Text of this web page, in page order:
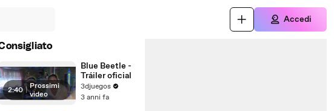
Accedi
2:40 | Prossimi
video
Blue Beetle -
Tráiler oficial
3djuegos
3 anni fa